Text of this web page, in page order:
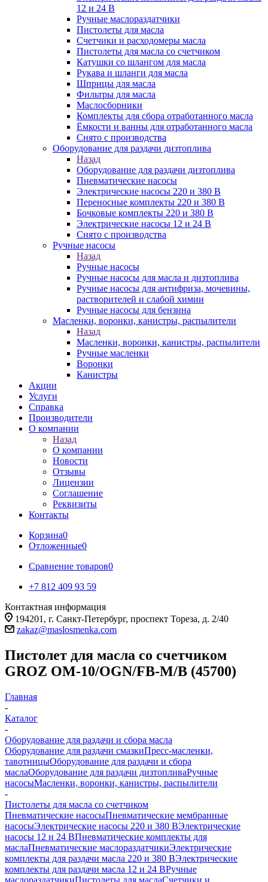
12 и 24 В
Ручные маслораздатчики
Пистолеты для масла
Счетчики и расходомеры масла
Пистолеты для масла со счетчиком
Катушки со шлангом для масла
Рукава и шланги для масла
Шприцы для масла
Фильтры для масла
Маслосборники
Комплекты для сбора отработанного масла
Ёмкости и ванны для отработанного масла
Снято с производства
Оборудование для раздачи дизтоплива
Назад
Оборудование для раздачи дизтоплива
Пневматические насосы
Электрические насосы 220 и 380 В
Переносные комплекты 220 и 380 В
Бочковые комплекты 220 и 380 В
Электрические насосы 12 и 24 В
Снято с производства
Ручные насосы
Назад
Ручные насосы
Ручные насосы для масла и дизтоплива
Ручные насосы для антифриза, мочевины,
растворителей и слабой химии
Ручные насосы для бензина
Масленки, воронки, канистры, распылители
Назад
Масленки, воронки, канистры, распылители
Ручные масленки
Воронки
Канистры
Акции
Услуги
Справка
Производители
О компании
Назад
О компании
Новости
Отзывы
Лицензии
Соглашение
Реквизиты
Контакты
Корзина0
Отложенные0
Сравнение товаров0
+7 812 409 93 59
Контактная информация
194201, г. Санкт-Петербург, проспект Тореза, д. 2/40
zakaz@maslosmenka.com
Пистолет для масла со счетчиком
GROZ OM-10/OGN/FB-M/B (45700)
Главная
-
Каталог
-
Оборудование для раздачи и сбора масла
Оборудование для раздачи смазкиПресс-масленки,
тавотницыОборудование для раздачи и сбора
маслаОборудование для раздачи дизтопливаРучные
насосыМасленки, воронки, канистры, распылители
-
Пистолеты для масла со счетчиком
Пневматические насосыПневматические мембранные
насосыЭлектрические насосы 220 и 380 ВЭлектрические
насосы 12 и 24 ВПневматические комплекты для
маслаПневматические маслораздатчикиЭлектрические
комплекты для раздачи масла 220 и 380 ВЭлектрические
комплекты для раздачи масла 12 и 24 ВРучные
маслораздатчикиПистолеты для маслаСчетчики и